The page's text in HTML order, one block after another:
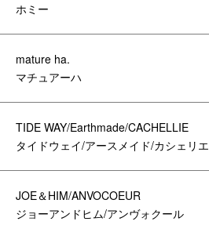
ホミー
mature ha.
マチュアーハ
TIDE WAY/Earthmade/CACHELLIE
タイドウェイ/アースメイド/カシェリエ
JOE＆HIM/ANVOCOEUR
ジョーアンドヒム/アンヴォクール